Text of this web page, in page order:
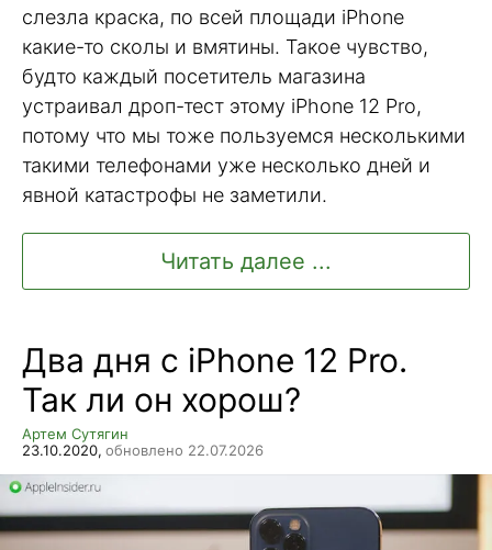
слезла краска, по всей площади iPhone
какие-то сколы и вмятины. Такое чувство,
будто каждый посетитель магазина
устраивал дроп-тест этому iPhone 12 Pro,
потому что мы тоже пользуемся несколькими
такими телефонами уже несколько дней и
явной катастрофы не заметили.
Читать далее ...
Два дня с iPhone 12 Pro.
Так ли он хорош?
Артем Сутягин
23.10.2020, обновлено 22.07.2026